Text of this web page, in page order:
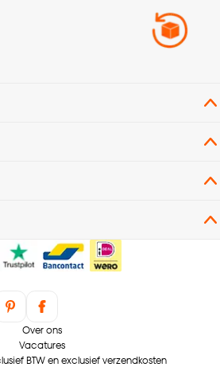
Over ons
Vacatures
BTW en exclusief verzendkosten